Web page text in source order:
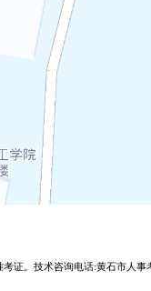
证。技术咨询电话:黄石市人事